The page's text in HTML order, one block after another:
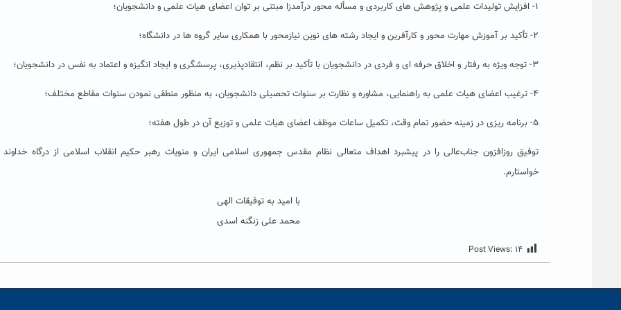
۱- افزایش تولیدات علمی و پژوهش های کاربردی و مسأله محور درآمدزا مبتنی بر توان اعضای هیات علمی و دانشجویان؛
۲- تأکید بر آموزش مهارت محور و کارآفرین و ایجاد رشته های نوین نیازمحور با همکاری سایر گروه ها در دانشگاه؛
۳- توجه ویژه به رفتار و اخلاق حرفه ای و فردی در دانشجویان با تأکید بر نظم، انتقادپذیری، پرسشگری و ایجاد انگیزه و اعتماد به نفس در دانشجویان؛
۴- ترغیب اعضای هیات علمی به راهنمایی، مشاوره و نظارت بر سنوات تحصیلی دانشجویان، به منظور منطقی نمودن سنوات مقاطع مختلف؛
۵- برنامه ریزی در زمینه حضور تمام وقت، تکمیل ساعات موظف اعضای هیات علمی و توزیع آن در طول هفته؛
توفیق روزافزون جناب‌عالی را در پیشبرد اهداف متعالی نظام مقدس جمهوری اسلامی ایران و منویات رهبر حکیم انقلاب اسلامی از درگاه خداوند
خواستارم.
با امید به توفیقات الهی
محمد علی زنگنه اسدی
Post Views: ۱۴